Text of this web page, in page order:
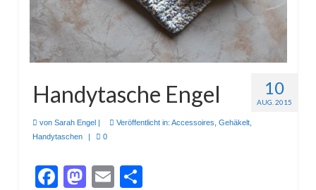
Gestrickt
10
AUG. 2015
Handytasche Engel
von Sarah Engel | Veröffentlicht in: Accessoires Gehäkelt
Handytaschen
| 0
Facebook
Mastodon
Email